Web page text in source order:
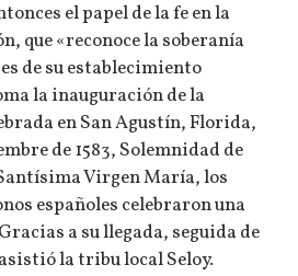
el papel de la fe en la
que «reconoce la soberanía
de su establecimiento
la inauguración de la
en San Agustín, Florida,
de 1583, Solemnidad de
Virgen María, los
españoles celebraron una
a su llegada, seguida de
la tribu local Seloy.